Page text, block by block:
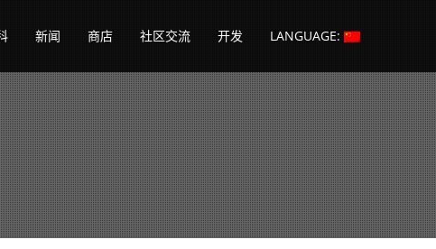
新闻 商店 社区交流 开发 LANGUAGE: